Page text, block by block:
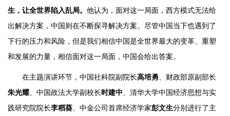
生，让全世界陷入乱局。 他认为，面对这一局面，西方模式无法给
出解决方案，中国则在不断探寻解决方案。尽管中国当下也遇到了
下行的压力和风险，但是我们相信中国是全世界最大的变革、重塑
和发展的力量，相信面对这一局面，中国会给出答案。
在主题演讲环节，中国社科院副院长高培勇 、财政部原副部长
朱光耀 、中国政法大学副校长时建中 、清华大学中国经济思想与实
践研究院院长李稻葵 、中金公司首席经济学家彭文生分别进行了主